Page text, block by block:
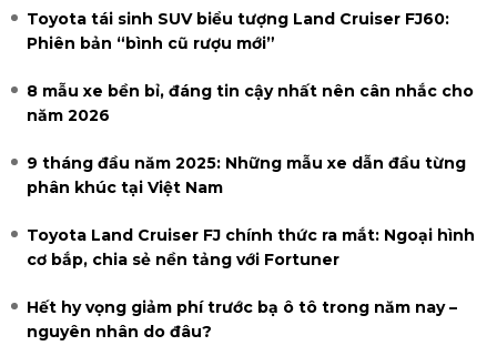
Toyota tái sinh SUV biểu tượng Land Cruiser FJ60:
Phiên bản “bình cũ rượu mới”
8 mẫu xe bền bỉ, đáng tin cậy nhất nên cân nhắc cho
năm 2026
9 tháng đầu năm 2025: Những mẫu xe dẫn đầu từng
phân khúc tại Việt Nam
Toyota Land Cruiser FJ chính thức ra mắt: Ngoại hình
cơ bắp, chia sẻ nền tảng với Fortuner
Hết hy vọng giảm phí trước bạ ô tô trong năm nay –
nguyên nhân do đâu?